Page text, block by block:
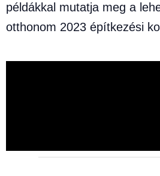
példákkal mutatja meg a
otthonom 2023 építkezési